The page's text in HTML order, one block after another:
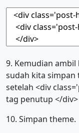
9. Kemudian
sudah kita simpan
setelah <div
tag penutup </
10. Simpan theme.